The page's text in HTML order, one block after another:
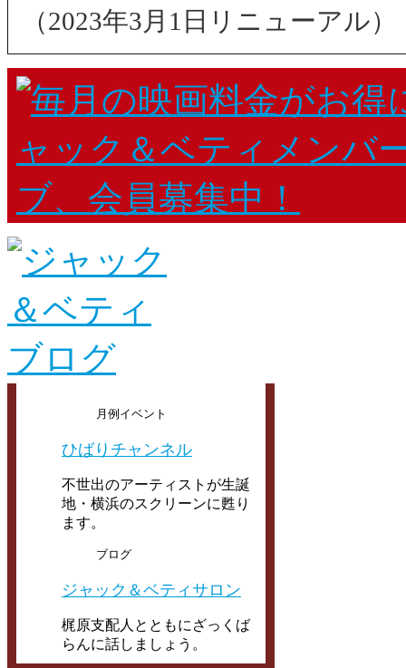
（2023年3月1日リニューアル）
月例イベント
ひばりチャンネル
不世出のアーティストが生誕
地・横浜のスクリーンに甦り
ます。
ブログ
ジャック＆ベティサロン
梶原支配人とともにざっくば
らんに話しましょう。